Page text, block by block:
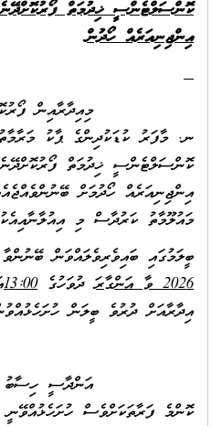
ކޮންސަލްޓެންސީ ޚިދުމަތް
އިންޖިނިއަރެއް ހޯދުން
މިއިދާރާއިން ފޯރުކޮށްދޭ
ނ. މާފަރު ކުޑަކުދިންގެ ޕާކު
ކޮންސަލްޓެންސީ ޚިދުމަތް
އިންޖިނިއަރެއް ހޯދުމަށް
މައުލޫމާތު ކަރުދާސް މި
ބީލަމުގައި ބައިވެރިވެލައްވަން
2026ވާ އަންގާރަދުވަހުގެ13:00
އިދާރާއަށް ދުރުވެ ބީލަން
އަންދާސީ ހިސާބު